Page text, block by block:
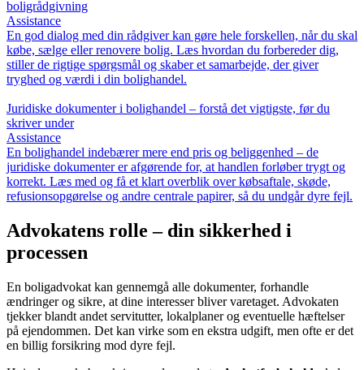
boligrådgivning
Assistance
En god dialog med din rådgiver kan gøre hele forskellen, når du skal
købe, sælge eller renovere bolig. Læs hvordan du forbereder dig,
stiller de rigtige spørgsmål og skaber et samarbejde, der giver
tryghed og værdi i din bolighandel.
Juridiske dokumenter i bolighandel – forstå det vigtigste, før du
skriver under
Assistance
En bolighandel indebærer mere end pris og beliggenhed – de
juridiske dokumenter er afgørende for, at handlen forløber trygt og
korrekt. Læs med og få et klart overblik over købsaftale, skøde,
refusionsopgørelse og andre centrale papirer, så du undgår dyre fejl.
Advokatens rolle – din sikkerhed i
processen
En boligadvokat kan gennemgå alle dokumenter, forhandle
ændringer og sikre, at dine interesser bliver varetaget. Advokaten
tjekker blandt andet servitutter, lokalplaner og eventuelle hæftelser
på ejendommen. Det kan virke som en ekstra udgift, men ofte er det
en billig forsikring mod dyre fejl.